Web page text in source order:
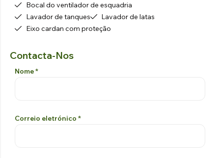
Bocal do ventilador de esquadria
Lavador de tanques
Lavador de latas
Eixo cardan com proteção
Contacta-Nos
Formulário De Contacto
Si prega di lasciare vuoto questo campo
Nome*
Correio eletrónico *